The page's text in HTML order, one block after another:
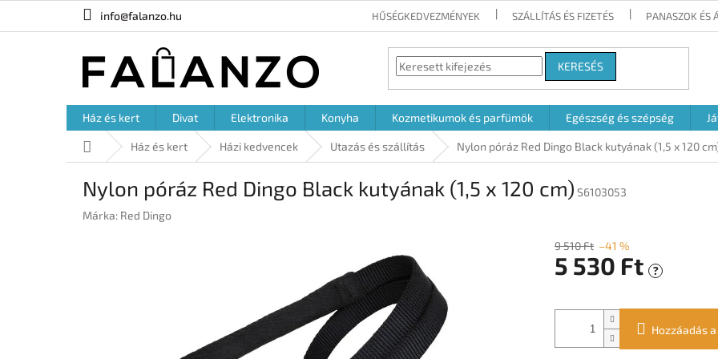
info@falanzo.hu HŰSÉGKEDVEZMÉNYEK SZÁLLÍTÁS ÉS FIZETÉS PANASZOK ÉS
KERESÉS
Ház és kert Divat Elektronika Konyha Kozmetikumok és parfümök Egészség és szépség
KezdőlapHáz és kert Házi kedvencek Utazás és szállítás Nylon póráz Red Dingo Black kutyának (1,5 x 120
Nylon póráz Red Dingo Black kutyának (1,5 x 120 cm) S6103053
Márka: Red Dingo
9 510 Ft –41 %
5 530 Ft ?
Hozzáadás